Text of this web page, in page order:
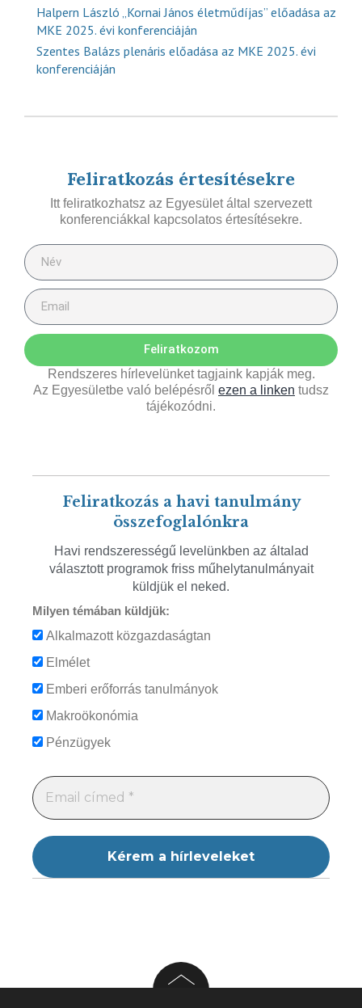
Halpern László „Kornai János életműdíjas” előadása az
MKE 2025. évi konferenciáján
Szentes Balázs plenáris előadása az MKE 2025. évi
konferenciáján
Feliratkozás értesítésekre
Itt feliratkozhatsz az Egyesület által szervezett
konferenciákkal kapcsolatos értesítésekre.
Feliratkozom
Rendszeres hírlevelünket tagjaink kapják meg.
Az Egyesületbe való belépésről ezen a linken tudsz
tájékozódni.
Feliratkozás a havi tanulmány
összefoglalónkra
Havi rendszerességű levelünkben az általad
választott programok friss műhelytanulmányait
küldjük el neked.
Milyen témában küldjük:
Alkalmazott közgazdaságtan
Elmélet
Emberi erőforrás tanulmányok
Makroökonómia
Pénzügyek